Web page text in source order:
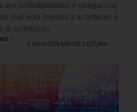
em probabilidades e reorganizar
que está prestes a acontecer, e
já aconteceu.
-
6 MINUTOS MIN DE LEITURA